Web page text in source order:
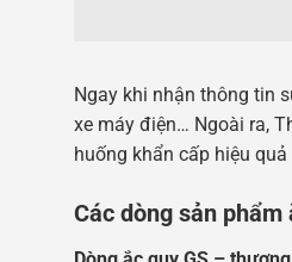
Ngay khi nhận thông tin
xe máy điện… Ngoài ra,
huống khẩn cấp hiệu quả
Các dòng sản